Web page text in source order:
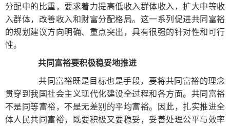
分配中的比重，要求着力提高低收入群体收入，扩大中等收
入群体，改善收入和财富分配格局。这一系列促进共同富裕
的规划建议方向明确、重点突出，具有很强的针对性和可行
性。
共同富裕要积极稳妥地推进
共同富裕既是目标也是手段，要将共同富裕的理念
贯穿到我国社会主义现代化建设全过程和各方面。共同富裕
不是同等富裕，不是无差别的平均富裕。因此，扎实推进全
体人民共同富裕，既要积极又要稳妥，妥善处理公平与效率